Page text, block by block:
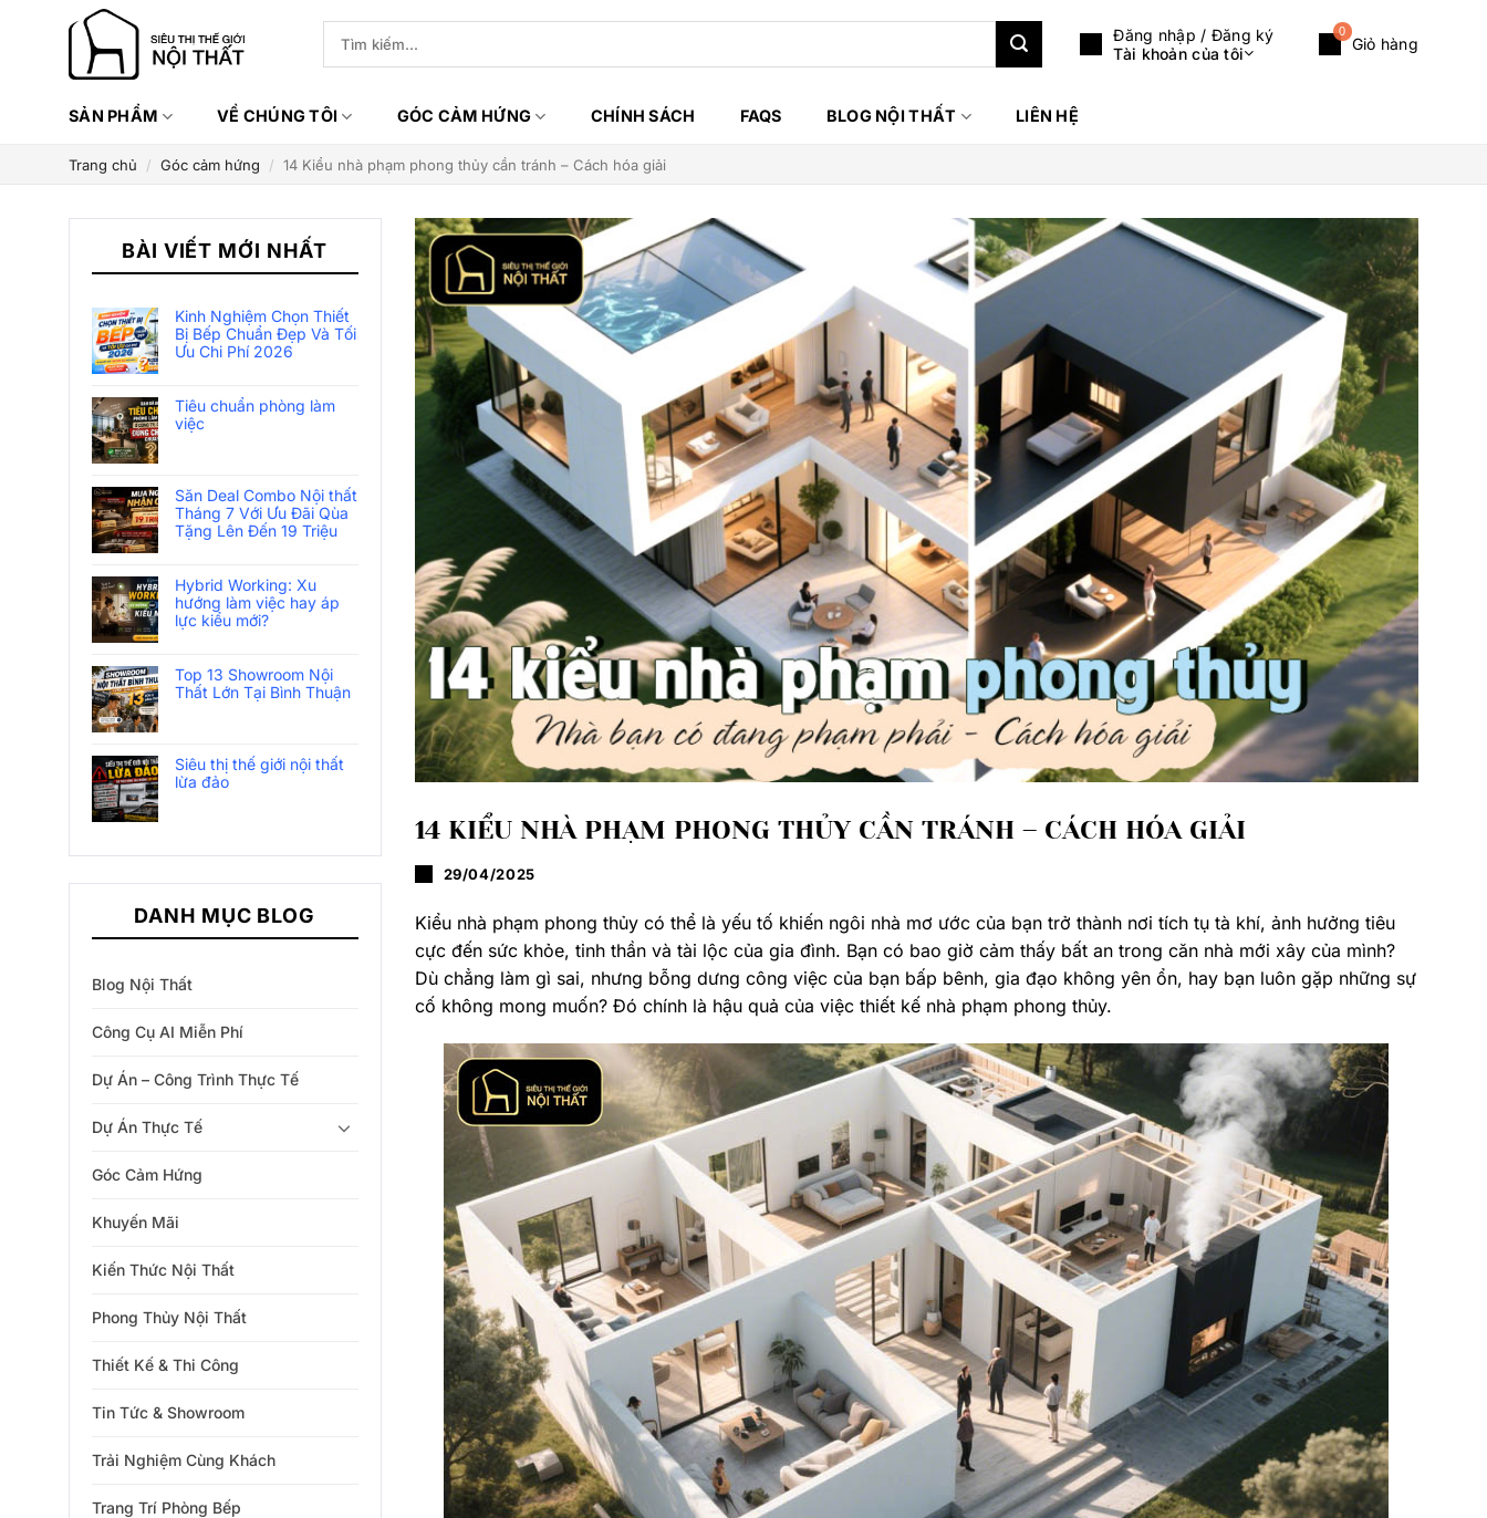
kiếm:
Đăng nhập / Đăng ký
Tài khoản của tôi
Giỏ hàng
0
SẢN PHẨM VỀ CHÚNG TÔI GÓC CẢM HỨNG CHÍNH SÁCH FAQS BLOG NỘI THẤT LIÊN HỆ
Trang chủ / Góc cảm hứng / 14 Kiểu nhà phạm phong thủy cần tránh – Cách hóa giải
BÀI VIẾT MỚI NHẤT
Kinh Nghiệm Chọn Thiết
Bị Bếp Chuẩn Đẹp Và Tối
Ưu Chi Phí 2026
Tiêu chuẩn phòng làm
việc
Săn Deal Combo Nội thất
Tháng 7 Với Ưu Đãi Qùa
Tặng Lên Đến 19 Triệu
Hybrid Working: Xu
hướng làm việc hay áp
lực kiểu mới?
Top 13 Showroom Nội
Thất Lớn Tại Bình Thuận
Siêu thị thế giới nội thất
lừa đảo
DANH MỤC BLOG
Blog Nội Thất
Công Cụ AI Miễn Phí
Dự Án – Công Trình Thực Tế
Dự Án Thực Tế
Góc Cảm Hứng
Khuyến Mãi
Kiến Thức Nội Thất
Phong Thủy Nội Thất
Thiết Kế & Thi Công
Tin Tức & Showroom
Trải Nghiệm Cùng Khách
Trang Trí Phòng Bếp
14 KIỂU NHÀ PHẠM PHONG THỦY CẦN TRÁNH – CÁCH HÓA GIẢI
29/04/2025
Kiểu nhà phạm phong thủy có thể là yếu tố khiến ngôi nhà mơ ước của bạn trở thành nơi tích tụ tà khí, ảnh hưởng tiêu
cực đến sức khỏe, tinh thần và tài lộc của gia đình. Bạn có bao giờ cảm thấy bất an trong căn nhà mới xây của mình?
Dù chẳng làm gì sai, nhưng bỗng dưng công việc của bạn bấp bênh, gia đạo không yên ổn, hay bạn luôn gặp những sự
cố không mong muốn? Đó chính là hậu quả của việc thiết kế nhà phạm phong thủy.